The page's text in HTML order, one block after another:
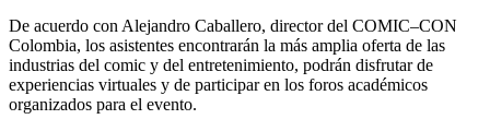
De acuerdo con Alejandro Caballero, director del COMIC–CON
Colombia, los asistentes encontrarán la más amplia oferta de las
industrias del comic y del entretenimiento, podrán disfrutar de
experiencias virtuales y de participar en los foros académicos
organizados para el evento.